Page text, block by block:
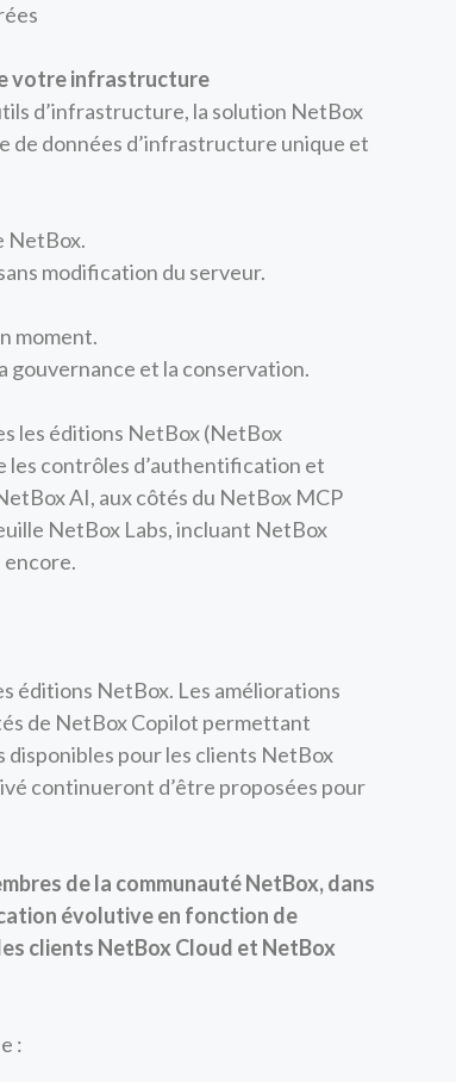
votre infrastructure
d’infrastructure, la solution NetBox
de données d’infrastructure unique et
NetBox.
modification du serveur.
moment.
gouvernance et la conservation.
les éditions NetBox (NetBox
les contrôles d’authentification et
AI, aux côtés du NetBox MCP
NetBox Labs, incluant NetBox
éditions NetBox. Les améliorations
de NetBox Copilot permettant
disponibles pour les clients NetBox
continueront d’être proposées pour
de la communauté NetBox, dans
évolutive en fonction de
clients NetBox Cloud et NetBox
: